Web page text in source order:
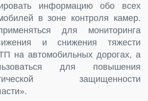
информацию обо всех
в зоне контроля камер.
для мониторинга
и снижения тяжести
на автомобильных дорогах, а
для повышения
защищенности